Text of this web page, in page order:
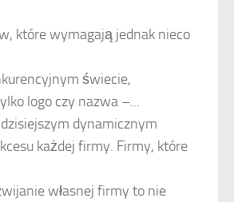
które wymagają jednak nieco
świecie,
logo czy nazwa –...
dynamicznym
każdej firmy. Firmy, które
własnej firmy to nie